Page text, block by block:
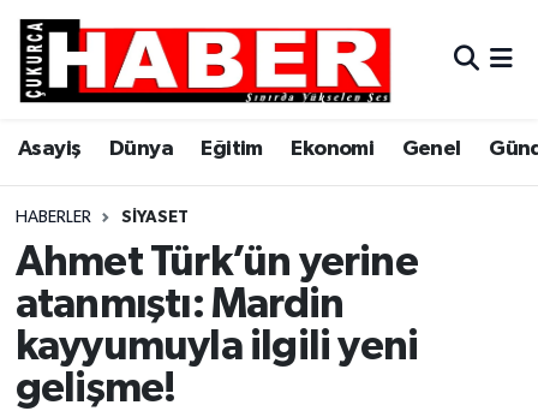
Asayiş Dünya Eğitim Ekonomi Genel
HABERLER SIYASET
Ahmet Türk’ün yerine
atanmıştı: Mardin
kayyumuyla ilgili yeni
gelişme!
Asayiş
Dünya
Eğitim
Ekonomi
Genel
Gündem
Hava Durumu
Trafik Durumu
Süper Lig Puan Durumu ve Fikstür
Tüm Manşetler
Son Dakika Haberleri
Haber Arşivi